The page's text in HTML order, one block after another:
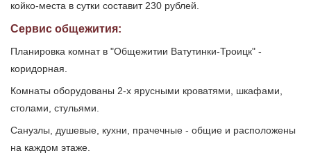
койко-места в сутки составит 230 рублей.
Сервис общежития:
Планировка комнат в "Общежитии Ватутинки-Троицк" -
коридорная.
Комнаты оборудованы 2-х ярусными кроватями, шкафами,
столами, стульями.
Санузлы, душевые, кухни, прачечные - общие и расположены
на каждом этаже.